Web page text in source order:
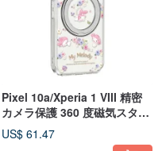
Pixel 10a/Xperia 1 VIII 精密
カメラ保護 360 度磁気スタン
ドケース - 花咲くメロディ
US$ 61.47